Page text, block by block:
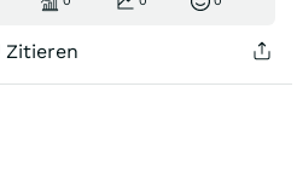
Zitieren